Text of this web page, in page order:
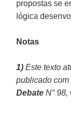
propostas se
lógica
Notas
1) Este texto
publicado
Debate N° 98,